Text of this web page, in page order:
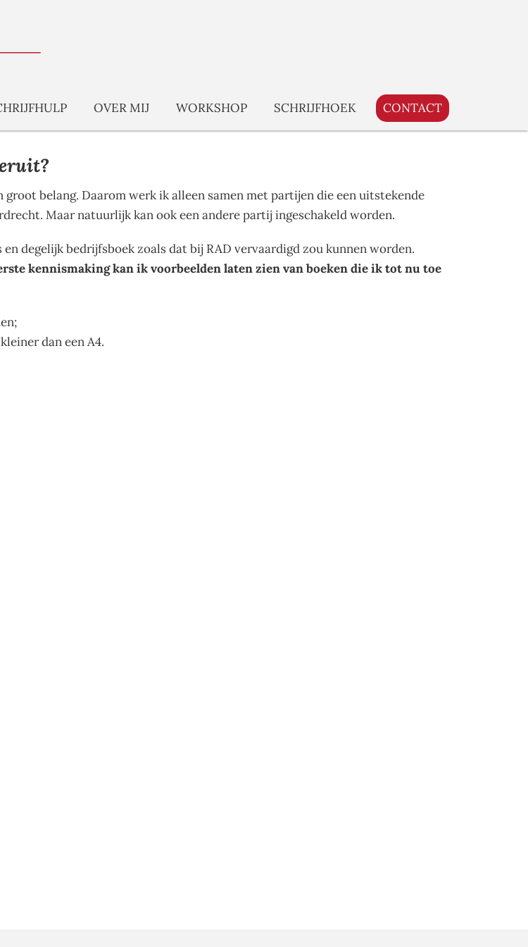
OVER MIJ WORKSHOP SCHRIJFHOEK CONTACT
belang. Daarom werk ik alleen samen met partijen die een uitstekende
Maar natuurlijk kan ook een andere partij ingeschakeld worden.
degelijk bedrijfsboek zoals dat bij RAD vervaardigd zou kunnen worden.
kennismaking kan ik voorbeelden laten zien van boeken die ik tot nu toe
dan een A4.